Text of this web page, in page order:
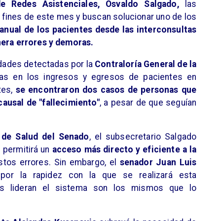
Redes Asistenciales, Osvaldo Salgado,las
de este mes y buscan solucionar uno de los
de los pacientes desde las interconsultas
errores y demoras.
detectadas por la Contraloría General de la
en los ingresos y egresos de pacientes en
se encontraron dos casos de personas que
de "fallecimiento", a pesar de que seguían
Salud del Senado, el subsecretario Salgado
un acceso más directo y eficiente a la
errores. Sin embargo, el senador Juan Luis
la rapidez con la que se realizará esta
lideran el sistema son los mismos que lo